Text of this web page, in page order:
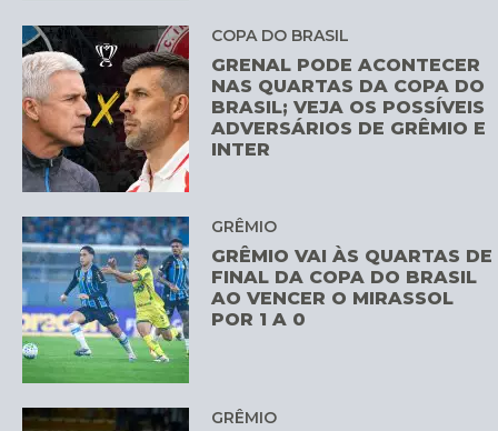
COPA DO BRASIL
GRENAL PODE ACONTECER
NAS QUARTAS DA COPA DO
BRASIL; VEJA OS POSSÍVEIS
ADVERSÁRIOS DE GRÊMIO E
INTER
GRÊMIO
GRÊMIO VAI ÀS QUARTAS DE
FINAL DA COPA DO BRASIL
AO VENCER O MIRASSOL
POR 1 A 0
GRÊMIO